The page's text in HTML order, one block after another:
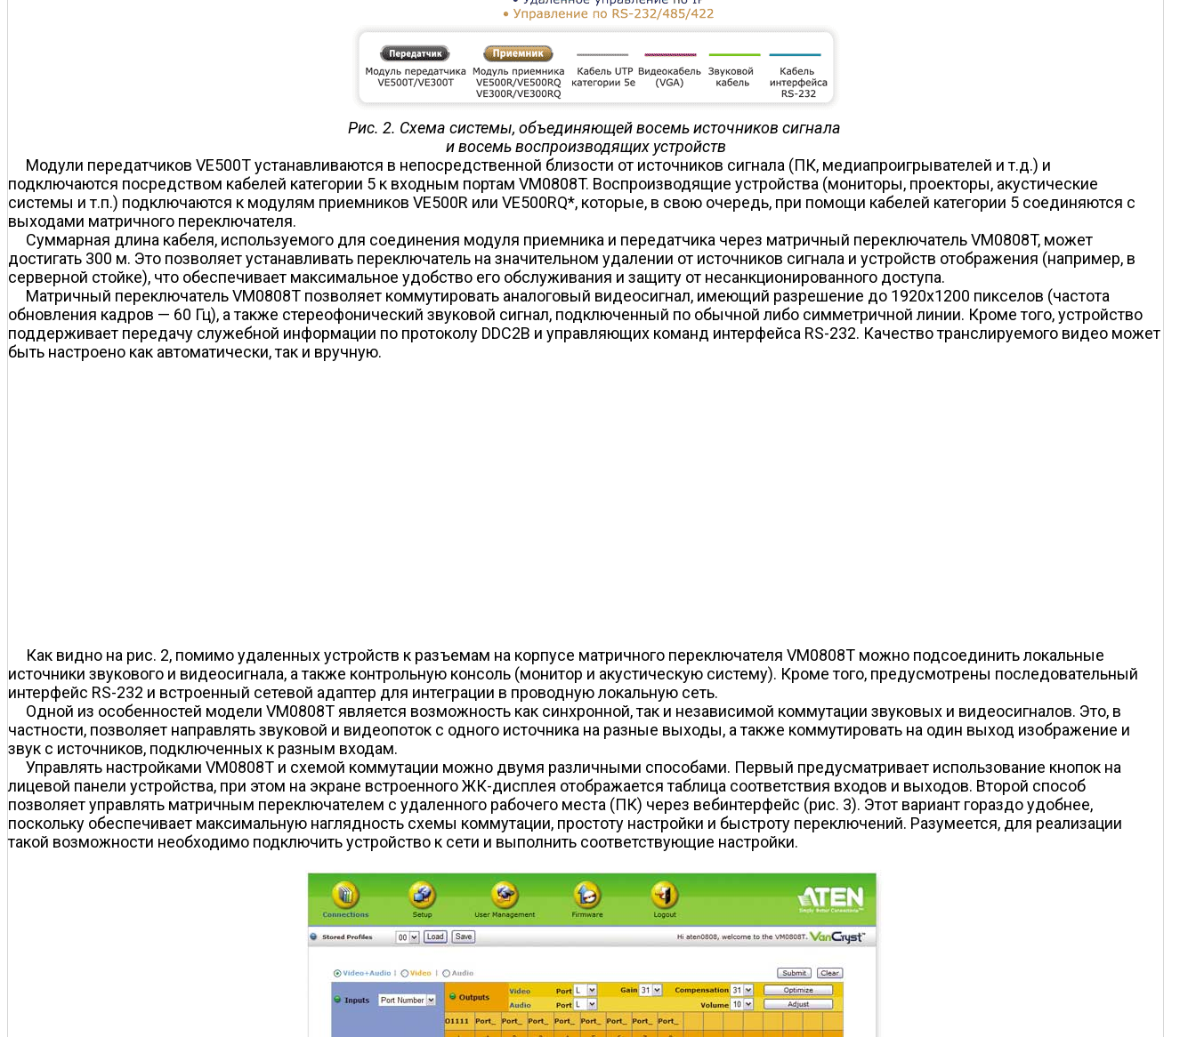
Рис. 2. Схема системы, объединяющей восемь источников сигнала
и восемь воспроизводящих устройств
Модули передатчиков VE500T устанавливаются в непосредственной близости от источников сигнала (ПК, медиапроигрывателей и т.д.) и
подключаются посредством кабелей категории 5 к входным портам VM0808T. Воспроизводящие устройства (мониторы, проекторы, акустические
системы и т.п.) подключаются к модулям приемников VE500R или VE500RQ*, которые, в свою очередь, при помощи кабелей категории 5 соединяются с
выходами матричного переключателя.
Суммарная длина кабеля, используемого для соединения модуля приемника и передатчика через матричный переключатель VM0808T, может
достигать 300 м. Это позволяет устанавливать переключатель на значительном удалении от источников сигнала и устройств отображения (например, в
серверной стойке), что обеспечивает максимальное удобство его обслуживания и защиту от несанкционированного доступа.
Матричный переключатель VM0808T позволяет коммутировать аналоговый видеосигнал, имеющий разрешение до 1920x1200 пикселов (частота
обновления кадров — 60 Гц), а также стереофонический звуковой сигнал, подключенный по обычной либо симметричной линии. Кроме того, устройство
поддерживает передачу служебной информации по протоколу DDC2B и управляющих команд интерфейса RS-232. Качество транслируемого видео может
быть настроено как автоматически, так и вручную.
Как видно на рис. 2, помимо удаленных устройств к разъемам на корпусе матричного переключателя VM0808T можно подсоединить локальные
источники звукового и видеосигнала, а также контрольную консоль (монитор и акустическую систему). Кроме того, предусмот­рены последовательный
интерфейс RS-232 и встроенный сетевой адаптер для интеграции в проводную локальную сеть.
Одной из особенностей модели VM0808T является возможность как синхронной, так и независимой коммутации звуковых и видеосигналов. Это, в
частности, позволяет направлять звуковой и видеопоток с одного источника на разные выходы, а также коммутировать на один выход изображение и
звук с источников, подключенных к разным входам.
Управлять настройками VM0808T и схемой коммутации можно двумя различными способами. Первый предусматривает использование кнопок на
лицевой панели устройства, при этом на экране встроенного ЖК-дисплея отображается таблица соответствия входов и выходов. Второй способ
позволяет управлять матричным переключателем с удаленного рабочего места (ПК) через веб­интерфейс (рис. 3). Этот вариант гораздо удобнее,
поскольку обеспечивает максимальную наглядность схемы коммутации, простоту настройки и быстроту переключений. Разумеется, для реализации
такой возможности необходимо подключить устройство к сети и выполнить соответствующие настройки.